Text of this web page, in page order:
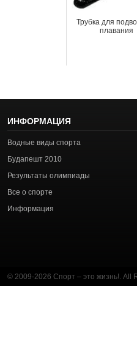
Трубка для
плавания
ИНФОРМАЦИЯ
Водные виды спорта
Будапешт 2010
Результаты олимпиады
Все о спорте
Информация
© 2009-2026 Спорт – это жизнь!. All